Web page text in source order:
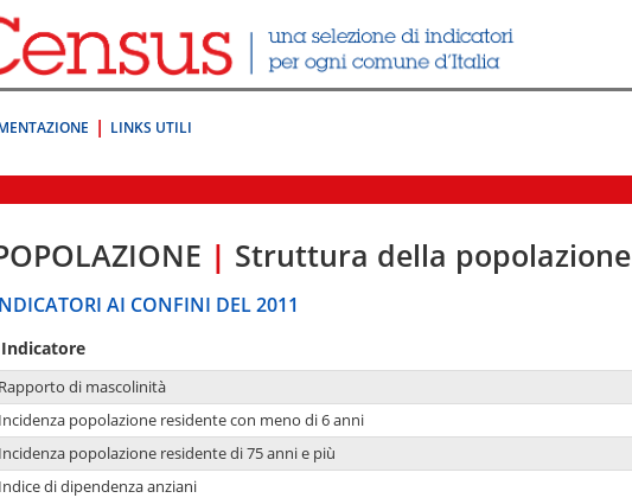
LINKS UTILI
| Struttura della popolazione
AI CONFINI DEL 2011
Indicatore
Rapporto di mascolinità
Incidenza popolazione residente con meno di 6 anni
Incidenza popolazione residente di 75 anni e più
Indice di dipendenza anziani